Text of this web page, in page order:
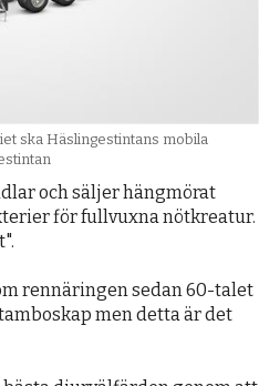
ska Häslingestintans mobila
och säljer hängmörat
för fullvuxna nötkreatur.
rennäringen sedan 60-talet
men detta är det